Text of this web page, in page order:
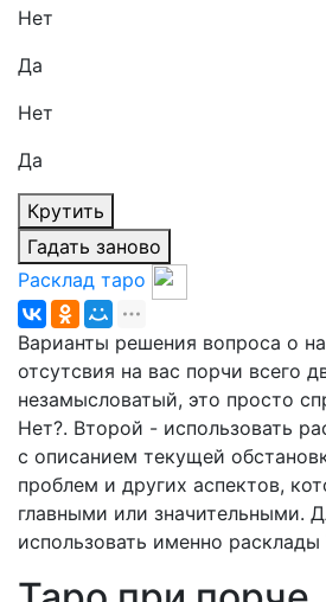
Нет
Да
Нет
Да
Крутить
Гадать заново
Расклад таро
Варианты решения вопроса о
отсутсвия на вас порчи всего
незамысловатый, это просто
Нет?. Второй - использовать
с описанием текущей
проблем и других аспектов,
главными или значительными.
использовать именно расклады